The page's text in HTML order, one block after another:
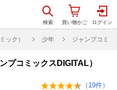
ック） 少年 ジャンプコミッ
プコミックスDIGITAL）
（ 19件）